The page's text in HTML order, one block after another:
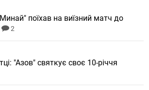
поїхав на виїзний матч до
2
"Азов" святкує своє 10-річчя